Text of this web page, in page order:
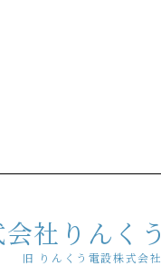
社りんくう
旧 りんくう電設株式会社